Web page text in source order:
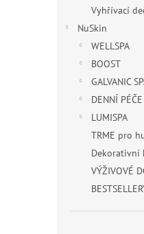
Vyhřívací
NuSkin
WELLSPA
BOOST
GALVANIC
DENNÍ PÉČE
LUMISPA
TRME pro
Dekorativní
VÝŽIVOVÉ